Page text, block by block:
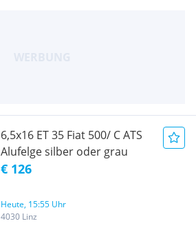
6,5x16 ET 35 Fiat 500/ C ATS
Alufelge silber oder grau
€ 126
Heute, 15:55 Uhr
4030 Linz